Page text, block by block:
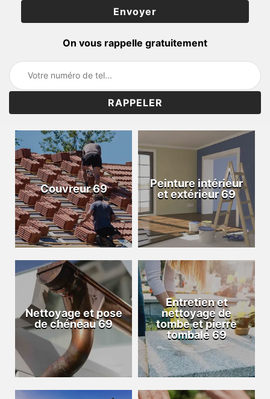
On vous rappelle gratuitement
Couvreur 69
Peinture intérieur
et extérieur 69
Nettoyage et pose
de chéneau 69
Entretien et
nettoyage de
tombe et pierre
tombale 69